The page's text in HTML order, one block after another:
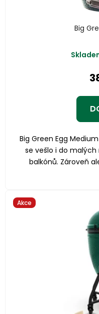
Big
Big Green Egg
se vešlo i do
balkónů. Zároveň
Akce